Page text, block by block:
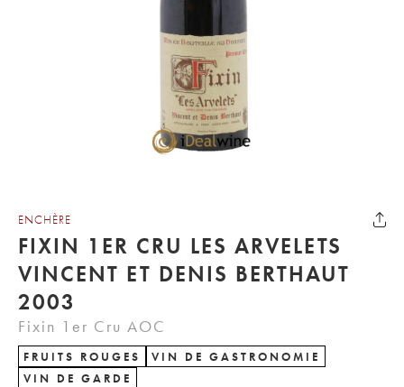
ENCHÈRE
FIXIN 1ER CRU LES ARVELETS
VINCENT ET DENIS BERTHAUT
2003
Fixin 1er Cru AOC
FRUITS ROUGES
VIN DE GASTRONOMIE
VIN DE GARDE